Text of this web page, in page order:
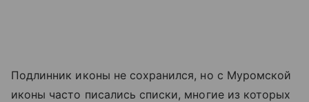
Подлинник иконы не сохранился, но с Муромской
иконы часто писались списки, многие из которых